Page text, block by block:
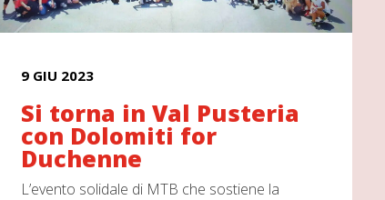
9 GIU 2023
Si torna in Val Pusteria
con Dolomiti for
Duchenne
L’evento solidale di MTB che sostiene la